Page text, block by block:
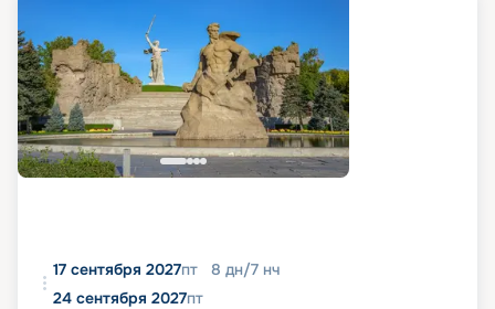
17 сентября 2027пт 8 дн/7 нч
24 сентября 2027пт